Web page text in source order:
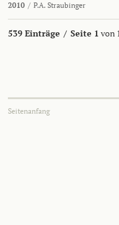
2010 / P.A. Straubinger
539 Einträge / Seite 1 von
Seitenanfang